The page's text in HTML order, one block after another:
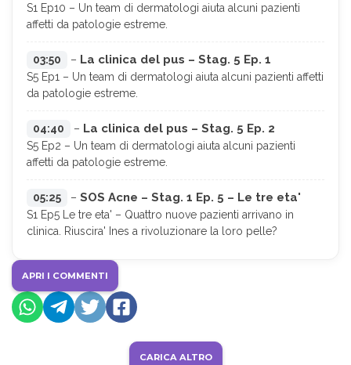
S1 Ep10 – Un team di dermatologi aiuta alcuni pazienti
affetti da patologie estreme.
03:50 – La clinica del pus – Stag. 5 Ep. 1
S5 Ep1 – Un team di dermatologi aiuta alcuni pazienti affetti
da patologie estreme.
04:40 – La clinica del pus – Stag. 5 Ep. 2
S5 Ep2 – Un team di dermatologi aiuta alcuni pazienti
affetti da patologie estreme.
05:25 – SOS Acne – Stag. 1 Ep. 5 – Le tre eta'
S1 Ep5 Le tre eta' – Quattro nuove pazienti arrivano in
clinica. Riuscira' Ines a rivoluzionare la loro pelle?
APRI I COMMENTI
CARICA ALTRO